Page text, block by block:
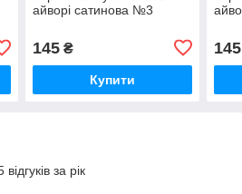
айворі сатинова №3
145₴
Купити
145
за рік